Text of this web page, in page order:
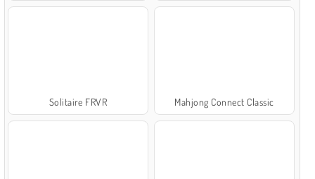
Solitaire FRVR Mahjong Connect Classic